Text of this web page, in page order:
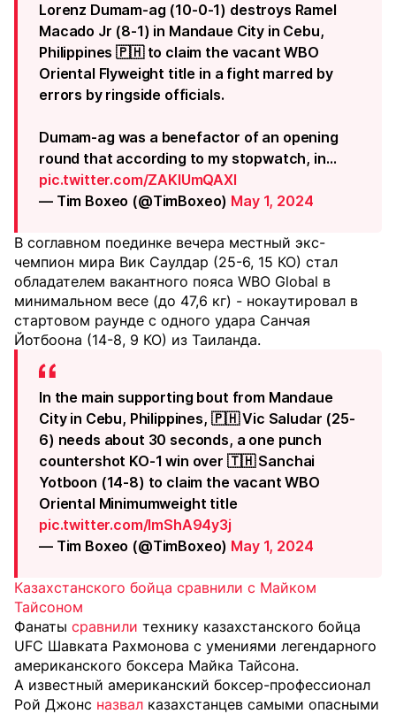
Lorenz Dumam-ag (10-0-1) destroys Ramel
Macado Jr (8-1) in Mandaue City in Cebu,
Philippines 🇵🇭 to claim the vacant WBO
Oriental Flyweight title in a fight marred by
errors by ringside officials.
Dumam-ag was a benefactor of an opening
round that according to my stopwatch, in…
pic.twitter.com/ZAKIUmQAXI
— Tim Boxeo (@TimBoxeo) May 1, 2024
В соглавном поединке вечера местный экс-
чемпион мира Вик Саулдар (25-6, 15 КО) стал
обладателем вакантного пояса WBO Global в
минимальном весе (до 47,6 кг) - нокаутировал в
стартовом раунде с одного удара Санчая
Йотбоона (14-8, 9 КО) из Таиланда.
In the main supporting bout from Mandaue
City in Cebu, Philippines, 🇵🇭 Vic Saludar (25-
6) needs about 30 seconds, a one punch
countershot KO-1 win over 🇹🇭 Sanchai
Yotboon (14-8) to claim the vacant WBO
Oriental Minimumweight title
pic.twitter.com/ImShA94y3j
— Tim Boxeo (@TimBoxeo) May 1, 2024
Казахстанского бойца сравнили с Майком
Тайсоном
Фанаты сравнили технику казахстанского бойца
UFC Шавката Рахмонова с умениями легендарного
американского боксера Майка Тайсона.
А известный американский боксер-профессионал
Рой Джонс назвал казахстанцев самыми опасными